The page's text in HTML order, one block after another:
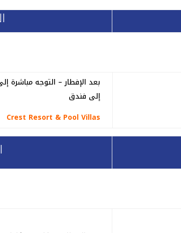
بعد الإفطار – التوجه مباشرة
إلى فندق
Crest Resort & Pool Villas